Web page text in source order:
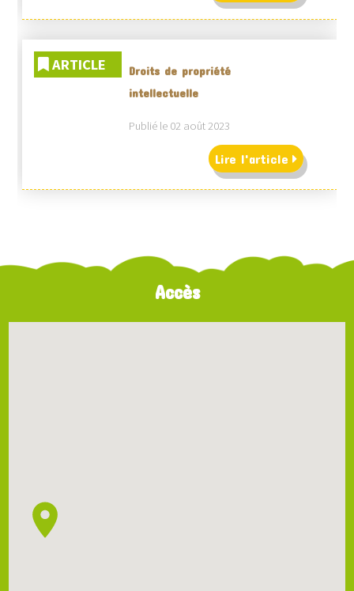
ARTICLE
Droits de propriété
intellectuelle
Publié le 02 août 2023
Lire l'article
Accès